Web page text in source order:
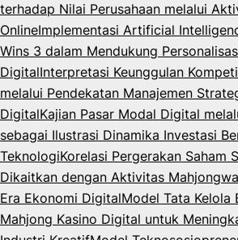
terhadap Nilai Perusahaan melalui
OnlineImplementasi Artificial
Wins 3 dalam Mendukung
DigitalInterpretasi Keunggulan
melalui Pendekatan Manajemen
DigitalKajian Pasar Modal Digital
sebagai Ilustrasi Dinamika Investasi
TeknologiKorelasi Pergerakan Saham
Dikaitkan dengan Aktivitas
Era Ekonomi DigitalModel Tata Kelola
Mahjong Kasino Digital untuk